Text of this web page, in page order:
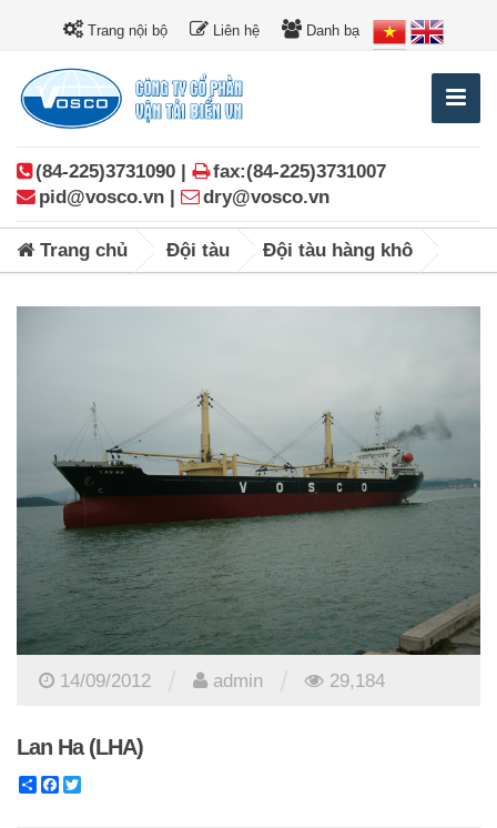
Trang nội bộ Liên hệ Danh bạ
(84-225)3731090 |
fax:(84-225)3731007
pid@vosco.vn |
dry@vosco.vn
Trang chủ Đội tàu Đội tàu hàng khô
14/09/2012 admin 29,184
Lan Ha (LHA)
ShareFacebook